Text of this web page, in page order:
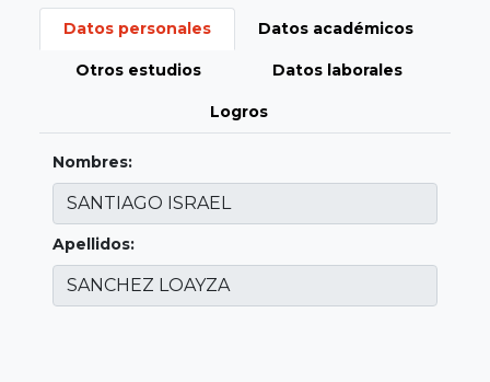
Datos personales Datos académicos
Otros estudios Datos laborales
Logros
Nombres:
Apellidos: